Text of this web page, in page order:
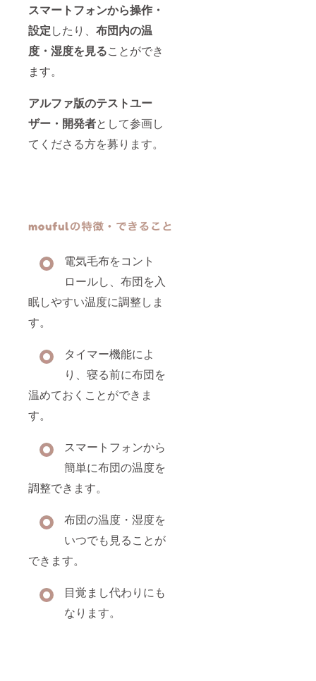
スマートフォンから操作・
設定したり、 布団内の温
度・湿度を見ることができ
ます。
アルファ版のテストユー
ザー・開発者として参画し
てくださる方を募ります。
電気毛布をコント
ロールし、布団を入
眠しやすい温度に調整しま
す。
タイマー機能によ
り、寝る前に布団を
温めておくことができま
す。
スマートフォンから
簡単に布団の温度を
調整できます。
布団の温度・湿度を
いつでも見ることが
できます。
目覚まし代わりにも
なります。